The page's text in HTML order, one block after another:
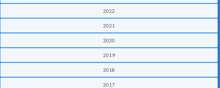
2022
2021
2020
2019
2018
2017